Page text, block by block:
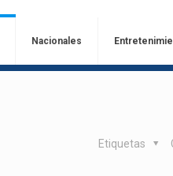
Nacionales
Etiquetas